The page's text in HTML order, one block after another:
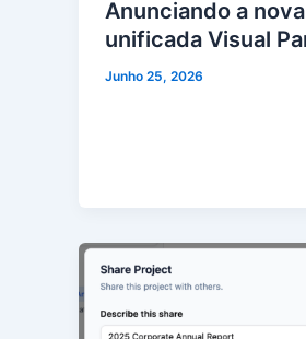
Anunciando a
unificada Visual
Junho 25, 2026